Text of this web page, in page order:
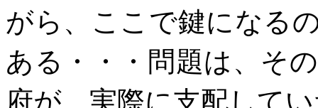
がら、こ こで鍵になる
ある・・・ 問題は、そ
府が、実際に支配して